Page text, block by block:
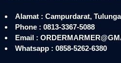
Alamat : Campurdarat,
Phone : 0813-3367-5088
Email :
Whatsapp : 0858-5262-6380